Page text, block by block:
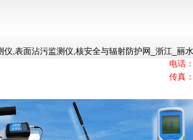
,表面沾污监测仪,核安全与辐射防护网_浙江_丽水
电话
传真